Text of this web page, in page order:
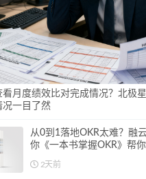
看月度绩效比对完成情况？北极
况一目了然
从0到1落地OKR太难？融
你《一本书掌握OKR》帮你
“能落地”，一步打通OKR全
2天前